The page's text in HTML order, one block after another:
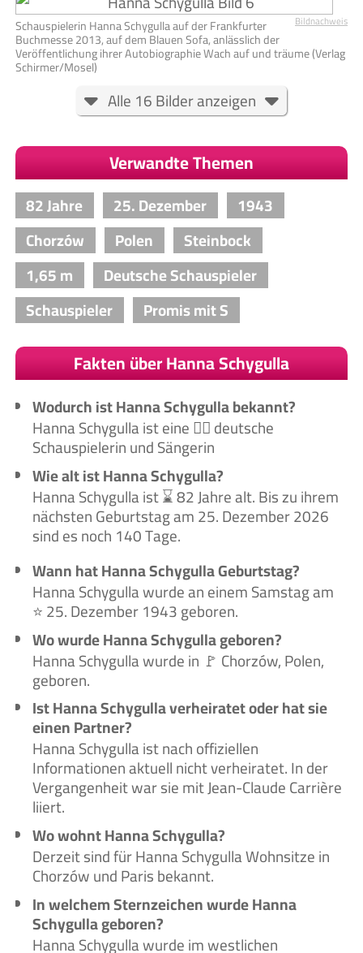
Bildnachweis
Schauspielerin Hanna Schygulla auf der Frankfurter
Buchmesse 2013, auf dem Blauen Sofa, anlässlich der
Veröffentlichung ihrer Autobiographie Wach auf und träume (Verlag
Schirmer/Mosel)
Alle 16 Bilder anzeigen
Verwandte Themen
82 Jahre 25. Dezember
1943
Chorzów
Polen
Steinbock
1,65 m
Deutsche Schauspieler
Schauspieler
Promis mit S
Fakten über Hanna Schygulla
Wodurch ist Hanna Schygulla bekannt?
Hanna Schygulla ist eine 🙋‍♀️ deutsche
Schauspielerin und Sängerin
Wie alt ist Hanna Schygulla?
Hanna Schygulla ist ⌛ 82 Jahre alt. Bis zu ihrem
nächsten Geburtstag am 25. Dezember 2026
sind es noch 140 Tage.
Wann hat Hanna Schygulla Geburtstag?
Hanna Schygulla wurde an einem Samstag am
⭐ 25. Dezember 1943 geboren.
Wo wurde Hanna Schygulla geboren?
Hanna Schygulla wurde in 🚩 Chorzów, Polen,
geboren.
Ist Hanna Schygulla verheiratet oder hat sie
einen Partner?
Hanna Schygulla ist nach offiziellen
Informationen aktuell nicht verheiratet. In der
Vergangenheit war sie mit Jean-Claude Carrière
liiert.
Wo wohnt Hanna Schygulla?
Derzeit sind für Hanna Schygulla Wohnsitze in
Chorzów und Paris bekannt.
In welchem Sternzeichen wurde Hanna
Schygulla geboren?
Hanna Schygulla wurde im westlichen